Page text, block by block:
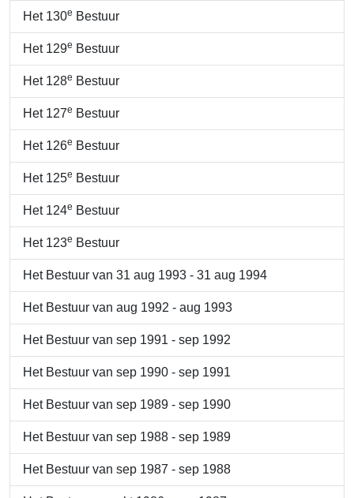
Het 130e Bestuur
Het 129e Bestuur
Het 128e Bestuur
Het 127e Bestuur
Het 126e Bestuur
Het 125e Bestuur
Het 124e Bestuur
Het 123e Bestuur
Het Bestuur van 31 aug 1993 - 31 aug 1994
Het Bestuur van aug 1992 - aug 1993
Het Bestuur van sep 1991 - sep 1992
Het Bestuur van sep 1990 - sep 1991
Het Bestuur van sep 1989 - sep 1990
Het Bestuur van sep 1988 - sep 1989
Het Bestuur van sep 1987 - sep 1988